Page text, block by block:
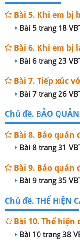
Bài 5. Khi em bị
Bài 5 trang 18
Bài 6. Khi em bị
Bài 6 trang 23
Bài 7. Tiếp xúc
Bài 7 trang 26
Chủ đề. BẢO
Bài 8. Bảo quản
Bài 8 trang 31
Bài 9. Bảo quản
Bài 9 trang 35
Chủ đề. THỂ HIỆN
Bài 10. Thể hiện
Bài 10 trang 38